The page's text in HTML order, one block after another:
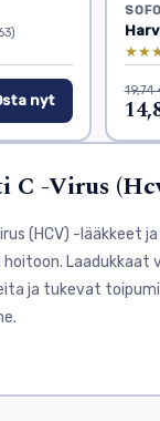
nyt
19,74
-Virus
(HCV) -lääkkeet
Laadukkaat
ja tukevat
(HCV) on vakava